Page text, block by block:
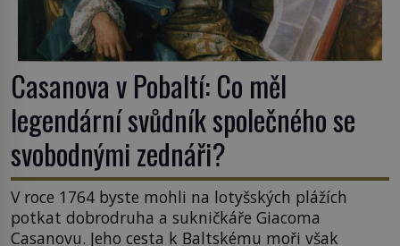
Casanova v Pobaltí: Co měl
legendární svůdník společného se
svobodnými zednáři?
V roce 1764 byste mohli na lotyšských plážích
potkat dobrodruha a sukničkáře Giacoma
Casanovu. Jeho cesta k Baltskému moři však